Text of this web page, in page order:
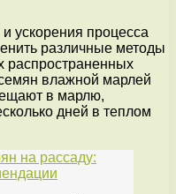
ускорения процесса
различные методы
распространенных
влажной марлей
в марлю,
дней в теплом
на рассаду: